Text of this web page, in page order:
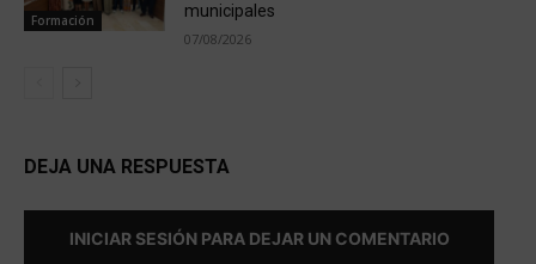
Formación
municipales
07/08/2026
DEJA UNA RESPUESTA
INICIAR SESIÓN PARA DEJAR UN COMENTARIO